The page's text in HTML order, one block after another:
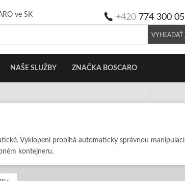
ve SK +420774 300
VYHĽADAŤ
NAŠE SLUŽBY ZNAČKA BOSCARO
Vyklopení probíhá automaticky správnou
kontejneru.